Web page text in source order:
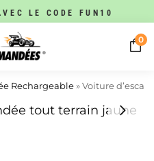
LE CODE FUN10
0
Rechargeable » Voiture